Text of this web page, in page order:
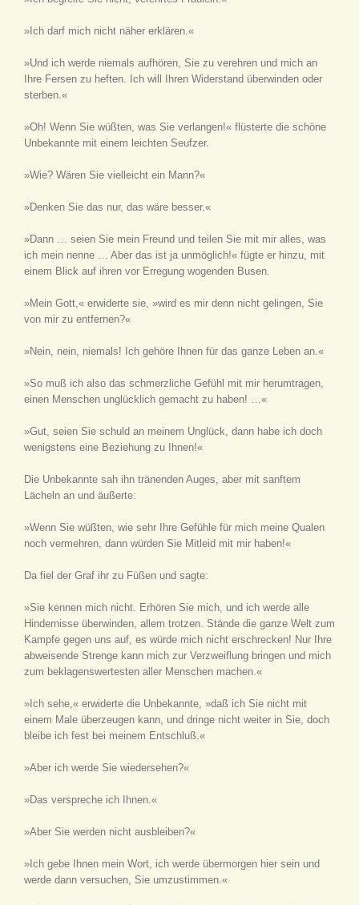
»Ich darf mich nicht näher erklären.«
»Und ich werde niemals aufhören, Sie zu verehren und mich an
Ihre Fersen zu heften. Ich will Ihren Widerstand überwinden oder
sterben.«
»Oh! Wenn Sie wüßten, was Sie verlangen!« flüsterte die schöne
Unbekannte mit einem leichten Seufzer.
»Wie? Wären Sie vielleicht ein Mann?«
»Denken Sie das nur, das wäre besser.«
»Dann … seien Sie mein Freund und teilen Sie mit mir alles, was
ich mein nenne … Aber das ist ja unmöglich!« fügte er hinzu, mit
einem Blick auf ihren vor Erregung wogenden Busen.
»Mein Gott,« erwiderte sie, »wird es mir denn nicht gelingen, Sie
von mir zu entfernen?«
»Nein, nein, niemals! Ich gehöre Ihnen für das ganze Leben an.«
»So muß ich also das schmerzliche Gefühl mit mir herumtragen,
einen Menschen unglücklich gemacht zu haben! …«
»Gut, seien Sie schuld an meinem Unglück, dann habe ich doch
wenigstens eine Beziehung zu Ihnen!«
Die Unbekannte sah ihn tränenden Auges, aber mit sanftem
Lächeln an und äußerte:
»Wenn Sie wüßten, wie sehr Ihre Gefühle für mich meine Qualen
noch vermehren, dann würden Sie Mitleid mit mir haben!«
Da fiel der Graf ihr zu Füßen und sagte:
»Sie kennen mich nicht. Erhören Sie mich, und ich werde alle
Hindernisse überwinden, allem trotzen. Stände die ganze Welt zum
Kampfe gegen uns auf, es würde mich nicht erschrecken! Nur Ihre
abweisende Strenge kann mich zur Verzweiflung bringen und mich
zum beklagenswertesten aller Menschen machen.«
»Ich sehe,« erwiderte die Unbekannte, »daß ich Sie nicht mit
einem Male überzeugen kann, und dringe nicht weiter in Sie, doch
bleibe ich fest bei meinem Entschluß.«
»Aber ich werde Sie wiedersehen?«
»Das verspreche ich Ihnen.«
»Aber Sie werden nicht ausbleiben?«
»Ich gebe Ihnen mein Wort, ich werde übermorgen hier sein und
werde dann versuchen, Sie umzustimmen.«